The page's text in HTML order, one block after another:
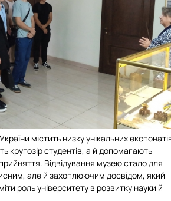
містить низку унікальних
кругозір студентів, а й допомагають
Відвідування музею стало для
але й захоплюючим досвідом, який
роль університету в розвитку науки й